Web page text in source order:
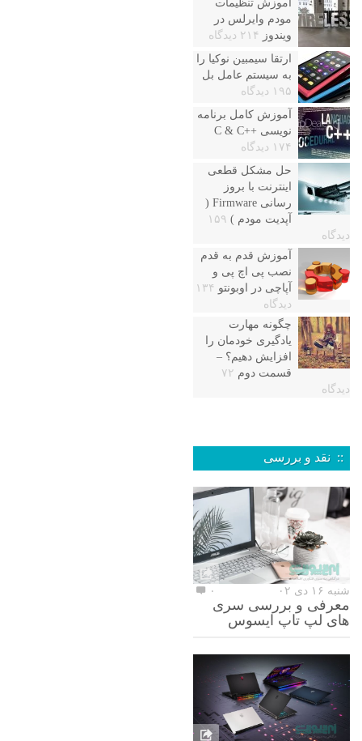
آموزش تنظیمات
مودم وایرلس در
ویندوز
۲۱۴ دیدگاه
ارتقا سیمبین نوکیا را
به سیستم عامل بل
۱۹۵ دیدگاه
آموزش کامل برنامه
نویسی ++C & C
۱۷۴ دیدگاه
حل مشکل قطعی
اینترنت با بروز
رسانی Firmware (
آپدیت مودم ) ۱۵۹
دیدگاه
آموزش قدم به قدم
نصب پی اچ پی و
آپاچی در اوبونتو ۱۳۴
دیدگاه
چگونه مهارت
یادگیری خودمان را
افزایش دهیم؟ –
قسمت دوم ۷۲
دیدگاه
:: نقد و بررسی
شنبه ۱۶ دی ۰۲ ۰
معرفی و بررسی سری
های لپ تاپ ایسوس